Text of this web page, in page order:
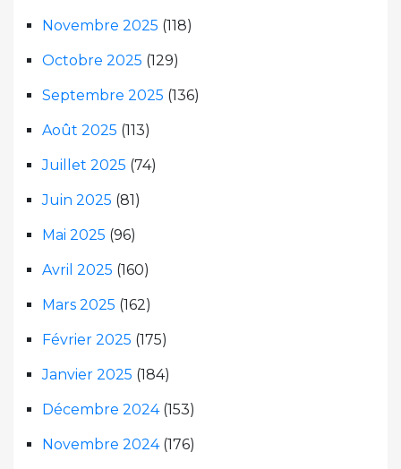
Novembre 2025 (118)
Octobre 2025 (129)
Septembre 2025 (136)
Août 2025 (113)
Juillet 2025 (74)
Juin 2025 (81)
Mai 2025 (96)
Avril 2025 (160)
Mars 2025 (162)
Février 2025 (175)
Janvier 2025 (184)
Décembre 2024(153)
Novembre 2024(176)